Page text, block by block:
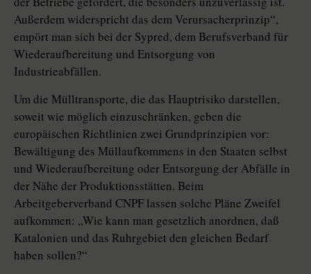
Außerdem widerspricht das dem Verursacherprinzip“,
empört man sich bei der Sypred, dem Berufsverband für
Wiederaufbereitung und Entsorgung von
Industrieabfällen.
Um die Mülltransporte, die das Hauptrisiko darstellen,
soweit wie möglich einzuschränken, geben die
europäischen Richtlinien zwei Grundprinzipien vor:
Bewältigung des Müllaufkommens in den Staaten selbst
und Wiederaufbereitung oder Entsorgung der Abfälle in
der Nähe der Produktionsstätten. Beim
Arbeitgeberverband CNPF lassen solche Pläne Zweifel
aufkommen: „Wie kann man gesetzlich anordnen, daß
Katalonien und das Ruhrgebiet den gleichen Bedarf
haben sollen?“